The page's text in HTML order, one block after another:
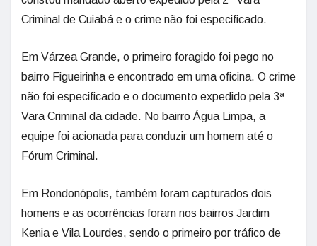
Criminal de Cuiabá e o crime não foi especificado.
Em Várzea Grande, o primeiro foragido foi pego no
bairro Figueirinha e encontrado em uma oficina. O crime
não foi especificado e o documento expedido pela 3ª
Vara Criminal da cidade. No bairro Água Limpa, a
equipe foi acionada para conduzir um homem até o
Fórum Criminal.
Em Rondonópolis, também foram capturados dois
homens e as ocorrências foram nos bairros Jardim
Kenia e Vila Lourdes, sendo o primeiro por tráfico de